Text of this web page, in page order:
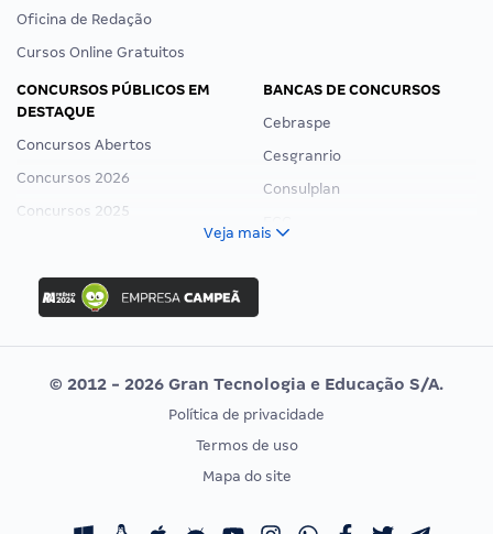
Oficina de Redação
Cursos Online Gratuitos
CONCURSOS PÚBLICOS EM
DESTAQUE
Concursos Abertos
Concursos 2026
Concursos 2025
Concurso Ibama
Concurso MPU
Editais publicados
BANCAS DE CONCURSOS
Cebraspe
Cesgranrio
Consulplan
Vunesp
CONCURSOS POR PROFISSÃO
Concursos Fiscais
EXAME DE ORDEM
Calendário OAB
Veja mais
© 2012 - 2026 Gran Tecnologia e Educação S/A.
Política de privacidade
Termos de uso
Mapa do site